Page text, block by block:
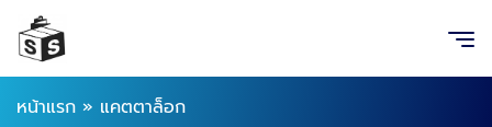
หน้าแรก » แคตตาล็อก